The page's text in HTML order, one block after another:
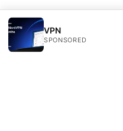
VPN
SPONSORED